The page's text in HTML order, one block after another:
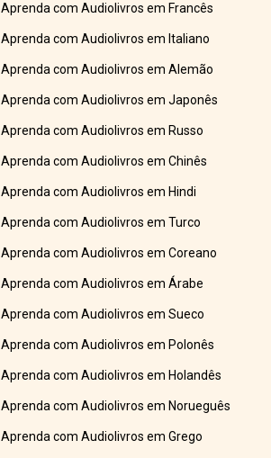
Aprenda com Audiolivros em Francês
Aprenda com Audiolivros em Italiano
Aprenda com Audiolivros em Alemão
Aprenda com Audiolivros em Japonês
Aprenda com Audiolivros em Russo
Aprenda com Audiolivros em Chinês
Aprenda com Audiolivros em Hindi
Aprenda com Audiolivros em Turco
Aprenda com Audiolivros em Coreano
Aprenda com Audiolivros em Árabe
Aprenda com Audiolivros em Sueco
Aprenda com Audiolivros em Polonês
Aprenda com Audiolivros em Holandês
Aprenda com Audiolivros em Norueguês
Aprenda com Audiolivros em Grego